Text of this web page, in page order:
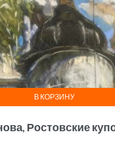
Ростовские
В КОРЗИНУ